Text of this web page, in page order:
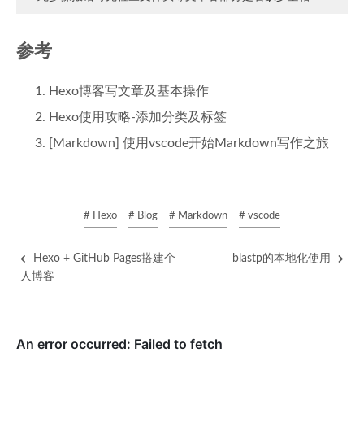
参考
Hexo博客写文章及基本操作
Hexo使用攻略-添加分类及标签
[Markdown] 使用vscode开始Markdown写作之旅
# Hexo # Blog # Markdown # vscode
Hexo + GitHub Pages搭建个
人博客
blastp的本地化使用